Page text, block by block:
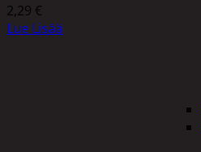
2,29 €
Lue Lisää